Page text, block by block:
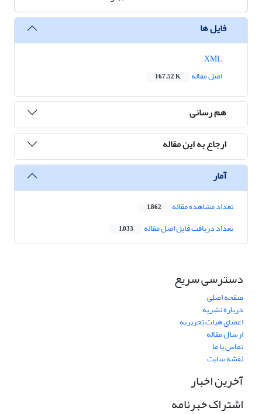
فایل ها
اصل مقاله
167.52 K
هم رسانی
ارجاع به این مقاله
آمار
تعداد مشاهده مقاله 1,862
تعداد دریافت فایل اصل مقاله 1,033
دسترسی سریع
صفحه اصلی
درباره نشریه
اعضای هیات تحریریه
ارسال مقاله
تماس با ما
نقشه سایت
آخرین اخبار
اشتراک خبرنامه